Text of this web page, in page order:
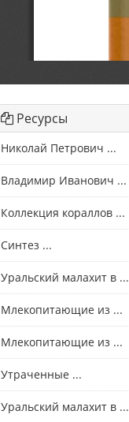
Ресурсы
Николай Петрович ...
Владимир Иванович ...
Коллекция кораллов ...
Синтез ...
Уральский малахит в ...
Млекопитающие из ...
Млекопитающие из ...
Утраченные ...
Уральский малахит в ...